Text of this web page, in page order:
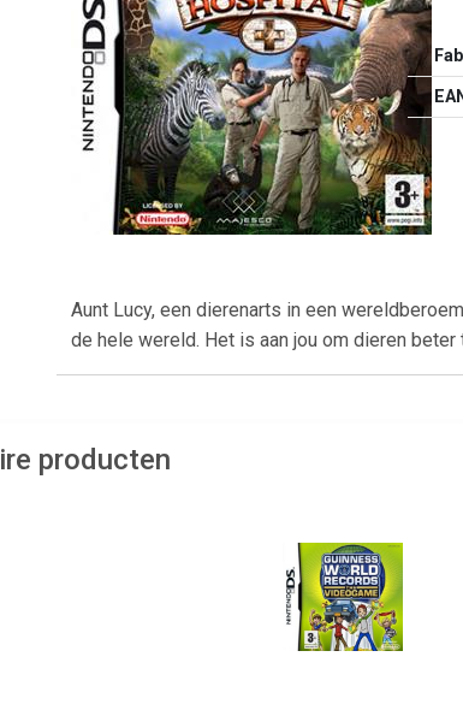
Aunt Lucy, een dierenarts in een
de hele wereld. Het is aan jou om dieren beter
producten